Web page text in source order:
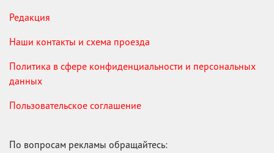
Редакция
Наши контакты и схема проезда
Политика в сфере конфиденциальности и персональных
данных
Пользовательское соглашение
По вопросам рекламы обращайтесь: